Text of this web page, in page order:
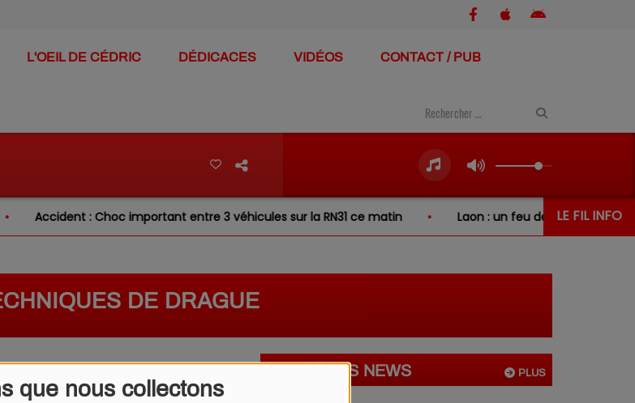
que nous collectons
L'OEIL DE CÉDRIC DÉDICACES VIDÉOS CONTACT / PUB
LE FIL INFO
Accident : Choc important entre 3 véhicules sur la RN31 ce matin Laon : un feu de broussailles se
DE DRAGUE
PLUS
DERNIÈRES NEWS